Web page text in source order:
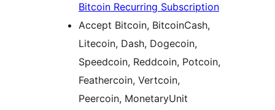
Bitcoin Recurring Subscription
Accept Bitcoin, BitcoinCash,
Litecoin, Dash, Dogecoin,
Speedcoin, Reddcoin, Potcoin,
Feathercoin, Vertcoin,
Peercoin, MonetaryUnit